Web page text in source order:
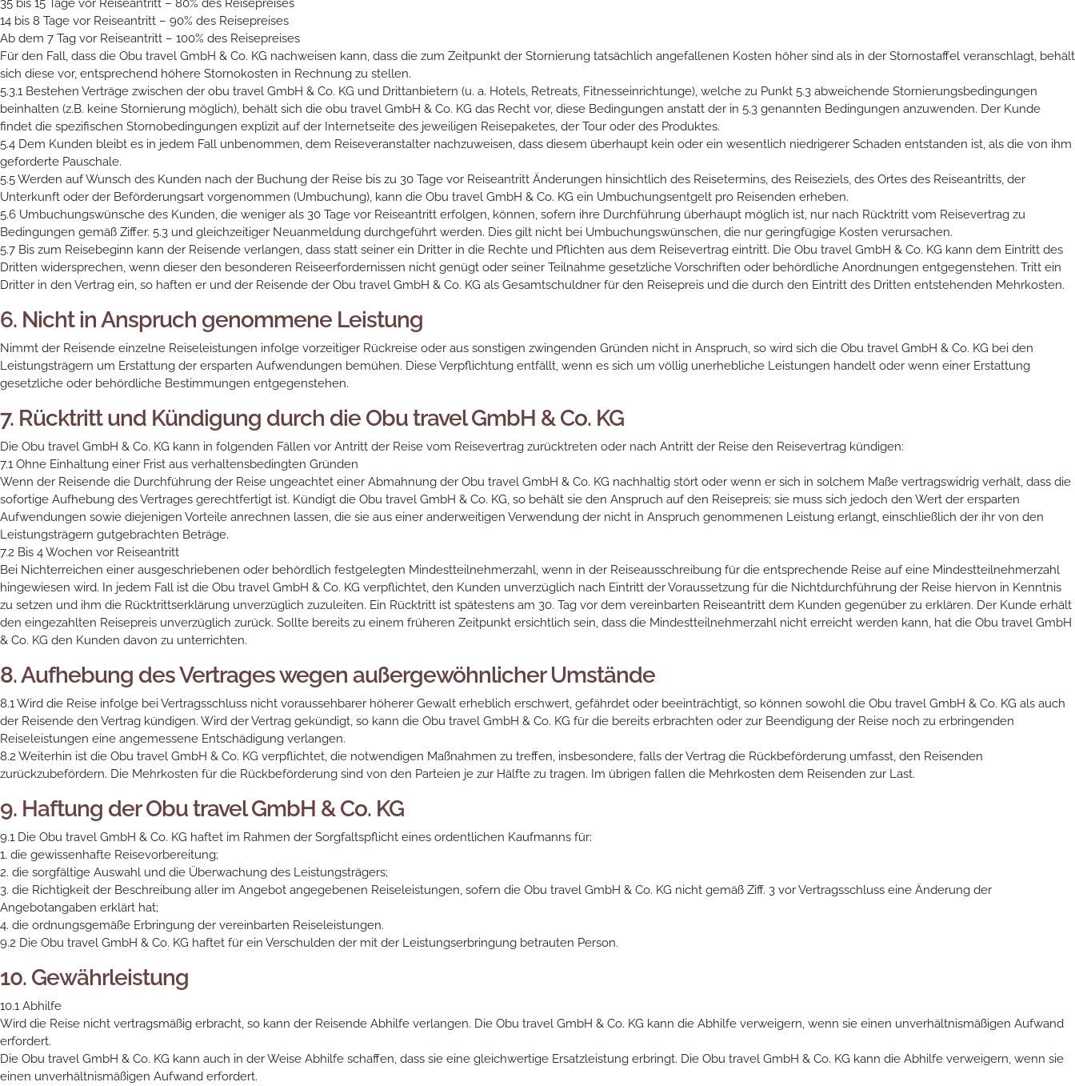
35 bis 15 Tage vor Reiseantritt – 80% des Reisepreises
14 bis 8 Tage vor Reiseantritt – 90% des Reisepreises
Ab dem 7 Tag vor Reiseantritt – 100% des Reisepreises
Für den Fall, dass die Obu travel GmbH & Co. KG nachweisen kann, dass die zum Zeitpunkt der Stornierung tatsächlich angefallenen Kosten höher sind als in der Stornostaffel veranschlagt, behält
sich diese vor, entsprechend höhere Stornokosten in Rechnung zu stellen.
5.3.1 Bestehen Verträge zwischen der obu travel GmbH & Co. KG und Drittanbietern (u. a. Hotels, Retreats, Fitnesseinrichtunge), welche zu Punkt 5.3 abweichende Stornierungsbedingungen
beinhalten (z.B. keine Stornierung möglich), behält sich die obu travel GmbH & Co. KG das Recht vor, diese Bedingungen anstatt der in 5.3 genannten Bedingungen anzuwenden. Der Kunde
findet die spezifischen Stornobedingungen explizit auf der Internetseite des jeweiligen Reisepaketes, der Tour oder des Produktes.
5.4 Dem Kunden bleibt es in jedem Fall unbenommen, dem Reiseveranstalter nachzuweisen, dass diesem überhaupt kein oder ein wesentlich niedrigerer Schaden entstanden ist, als die von ihm
geforderte Pauschale.
5.5 Werden auf Wunsch des Kunden nach der Buchung der Reise bis zu 30 Tage vor Reiseantritt Änderungen hinsichtlich des Reisetermins, des Reiseziels, des Ortes des Reiseantritts, der
Unterkunft oder der Beförderungsart vorgenommen (Umbuchung), kann die Obu travel GmbH & Co. KG ein Umbuchungsentgelt pro Reisenden erheben.
5.6 Umbuchungswünsche des Kunden, die weniger als 30 Tage vor Reiseantritt erfolgen, können, sofern ihre Durchführung überhaupt möglich ist, nur nach Rücktritt vom Reisevertrag zu
Bedingungen gemäß Ziffer. 5.3 und gleichzeitiger Neuanmeldung durchgeführt werden. Dies gilt nicht bei Umbuchungswünschen, die nur geringfügige Kosten verursachen.
5.7 Bis zum Reisebeginn kann der Reisende verlangen, dass statt seiner ein Dritter in die Rechte und Pflichten aus dem Reisevertrag eintritt. Die Obu travel GmbH & Co. KG kann dem Eintritt des
Dritten widersprechen, wenn dieser den besonderen Reiseerfordernissen nicht genügt oder seiner Teilnahme gesetzliche Vorschriften oder behördliche Anordnungen entgegenstehen. Tritt ein
Dritter in den Vertrag ein, so haften er und der Reisende der Obu travel GmbH & Co. KG als Gesamtschuldner für den Reisepreis und die durch den Eintritt des Dritten entstehenden Mehrkosten.
6. Nicht in Anspruch genommene Leistung
Nimmt der Reisende einzelne Reiseleistungen infolge vorzeitiger Rückreise oder aus sonstigen zwingenden Gründen nicht in Anspruch, so wird sich die Obu travel GmbH & Co. KG bei den
Leistungsträgern um Erstattung der ersparten Aufwendungen bemühen. Diese Verpflichtung entfällt, wenn es sich um völlig unerhebliche Leistungen handelt oder wenn einer Erstattung
gesetzliche oder behördliche Bestimmungen entgegenstehen.
7. Rücktritt und Kündigung durch die Obu travel GmbH & Co. KG
Die Obu travel GmbH & Co. KG kann in folgenden Fällen vor Antritt der Reise vom Reisevertrag zurücktreten oder nach Antritt der Reise den Reisevertrag kündigen:
7.1 Ohne Einhaltung einer Frist aus verhaltensbedingten Gründen
Wenn der Reisende die Durchführung der Reise ungeachtet einer Abmahnung der Obu travel GmbH & Co. KG nachhaltig stört oder wenn er sich in solchem Maße vertragswidrig verhält, dass die
sofortige Aufhebung des Vertrages gerechtfertigt ist. Kündigt die Obu travel GmbH & Co. KG, so behält sie den Anspruch auf den Reisepreis; sie muss sich jedoch den Wert der ersparten
Aufwendungen sowie diejenigen Vorteile anrechnen lassen, die sie aus einer anderweitigen Verwendung der nicht in Anspruch genommenen Leistung erlangt, einschließlich der ihr von den
Leistungsträgern gutgebrachten Beträge.
7.2 Bis 4 Wochen vor Reiseantritt
Bei Nichterreichen einer ausgeschriebenen oder behördlich festgelegten Mindestteilnehmerzahl, wenn in der Reiseausschreibung für die entsprechende Reise auf eine Mindestteilnehmerzahl
hingewiesen wird. In jedem Fall ist die Obu travel GmbH & Co. KG verpflichtet, den Kunden unverzüglich nach Eintritt der Voraussetzung für die Nichtdurchführung der Reise hiervon in Kenntnis
zu setzen und ihm die Rücktrittserklärung unverzüglich zuzuleiten. Ein Rücktritt ist spätestens am 30. Tag vor dem vereinbarten Reiseantritt dem Kunden gegenüber zu erklären. Der Kunde erhält
den eingezahlten Reisepreis unverzüglich zurück. Sollte bereits zu einem früheren Zeitpunkt ersichtlich sein, dass die Mindestteilnehmerzahl nicht erreicht werden kann, hat die Obu travel GmbH
& Co. KG den Kunden davon zu unterrichten.
8. Aufhebung des Vertrages wegen außergewöhnlicher Umstände
8.1 Wird die Reise infolge bei Vertragsschluss nicht voraussehbarer höherer Gewalt erheblich erschwert, gefährdet oder beeinträchtigt, so können sowohl die Obu travel GmbH & Co. KG als auch
der Reisende den Vertrag kündigen. Wird der Vertrag gekündigt, so kann die Obu travel GmbH & Co. KG für die bereits erbrachten oder zur Beendigung der Reise noch zu erbringenden
Reiseleistungen eine angemessene Entschädigung verlangen.
8.2 Weiterhin ist die Obu travel GmbH & Co. KG verpflichtet, die notwendigen Maßnahmen zu treffen, insbesondere, falls der Vertrag die Rückbeförderung umfasst, den Reisenden
zurückzubefördern. Die Mehrkosten für die Rückbeförderung sind von den Parteien je zur Hälfte zu tragen. Im übrigen fallen die Mehrkosten dem Reisenden zur Last.
9. Haftung der Obu travel GmbH & Co. KG
9.1 Die Obu travel GmbH & Co. KG haftet im Rahmen der Sorgfaltspflicht eines ordentlichen Kaufmanns für:
1. die gewissenhafte Reisevorbereitung;
2. die sorgfältige Auswahl und die Überwachung des Leistungsträgers;
3. die Richtigkeit der Beschreibung aller im Angebot angegebenen Reiseleistungen, sofern die Obu travel GmbH & Co. KG nicht gemäß Ziff. 3 vor Vertragsschluss eine Änderung der
Angebotangaben erklärt hat;
4. die ordnungsgemäße Erbringung der vereinbarten Reiseleistungen.
9.2 Die Obu travel GmbH & Co. KG haftet für ein Verschulden der mit der Leistungserbringung betrauten Person.
10. Gewährleistung
10.1 Abhilfe
Wird die Reise nicht vertragsmäßig erbracht, so kann der Reisende Abhilfe verlangen. Die Obu travel GmbH & Co. KG kann die Abhilfe verweigern, wenn sie einen unverhältnismäßigen Aufwand
erfordert.
Die Obu travel GmbH & Co. KG kann auch in der Weise Abhilfe schaffen, dass sie eine gleichwertige Ersatzleistung erbringt. Die Obu travel GmbH & Co. KG kann die Abhilfe verweigern, wenn sie
einen unverhältnismäßigen Aufwand erfordert.